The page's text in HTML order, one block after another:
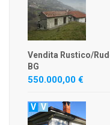
Vendita Rustico/
BG
550.000,00 €
V V